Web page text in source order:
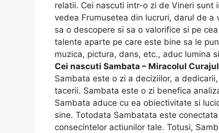
relatii. Cei nascuti intr-o zi de Vineri
vedea Frumusetea din lucruri, darul de
sa o descopere si sa o valorifice si pe
talente aparte pe care este bine sa le
muzica, pictura, dans, etc., aduc lumina
Cei nascuti Sambata – Miracolul
Sambata este o zi a deciziilor, a
tacerii. Sambata este o zi benefica
Sambata aduce cu ea obiectivitate si
sine. Totodata Sambatata este
consecintelor actiunilor tale. Totusi,